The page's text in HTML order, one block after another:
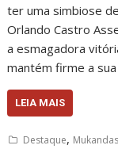
ter uma simbiose
Orlando Castro
a esmagadora
mantém firme a
LEIA MAIS
Destaque, Mukandas